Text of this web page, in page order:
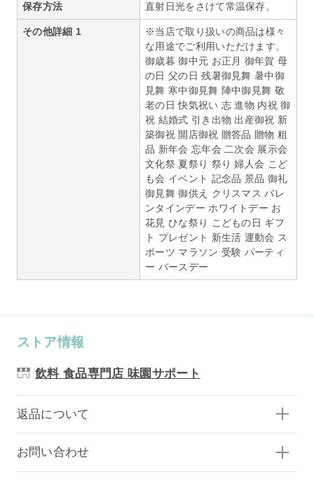
保存方法 直射日光をさけて常温保存。
その他詳細 1
※当店で取り扱いの商品は様々
な用途でご利用いただけます。
御歳暮 御中元 お正月 御年賀 母
の日 父の日 残暑御見舞 暑中御
見舞 寒中御見舞 陣中御見舞 敬
老の日 快気祝い 志 進物 内祝 御
祝 結婚式 引き出物 出産御祝 新
築御祝 開店御祝 贈答品 贈物 粗
品 新年会 忘年会 二次会 展示会
文化祭 夏祭り 祭り 婦人会 こど
も会 イベント 記念品 景品 御礼
御見舞 御供え クリスマス バレ
ンタインデー ホワイトデー お
花見 ひな祭り こどもの日 ギフ
ト プレゼント 新生活 運動会 ス
ポーツ マラソン 受験 パーティ
ー バースデー
ストア情報
飲料 食品専門店 味園サポート
返品について
お問い合わせ